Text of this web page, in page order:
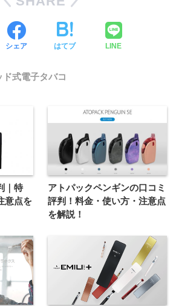
シェア はてブ LINE
ド式電子タバコ
｜特
意点を
アトパックペンギンの口コミ
評判！料金・使い方・注意点
を解説！